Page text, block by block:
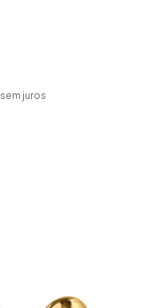
sem juros